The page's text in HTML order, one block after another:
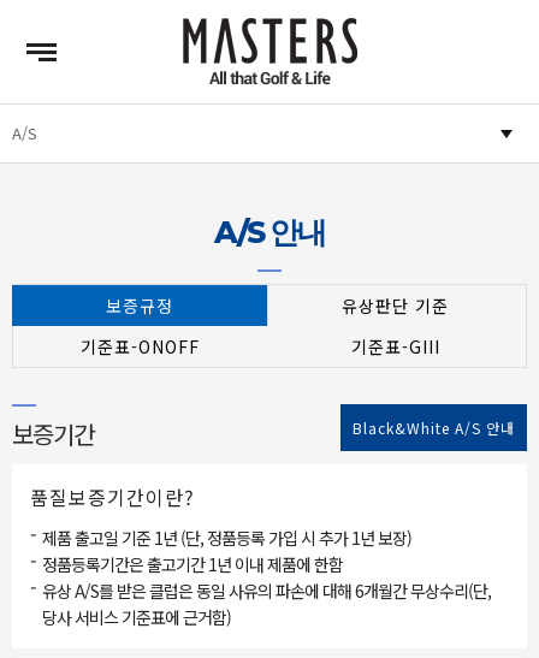
A/S 안내
보증규정
유상판단 기준
기준표-ONOFF
기준표-GIII
보증기간
품질보증기간이란?
- 제품 출고일 기준 1년 (단, 정품등록 가입 시 추가 1년 보장)
- 정품등록기간은 출고기간 1년 이내 제품에 한함
- 유상 A/S를 받은 클럽은 동일 사유의 파손에 대해 6개월간 무상수리(단,
당사 서비스 기준표에 근거함)
Black&White A/S 안내